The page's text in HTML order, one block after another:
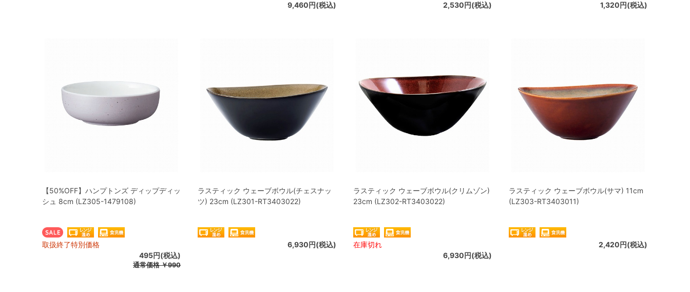
9,460円(税込) 2,530円(税込) 1,320円(税込)
【50%OFF】ハンプトンズ ディップディッ
シュ 8cm (LZ305-1479108)
取扱終了特別価格
495円(税込)
通常価格￥990
ラスティック ウェーブボウル(チェスナッ
ツ) 23cm (LZ301-RT3403022)
6,930円(税込)
ラスティック ウェーブボウル(クリムゾン)
23cm (LZ302-RT3403022)
在庫切れ
6,930円(税込)
ラスティック ウェーブボウル(サマ) 11cm
(LZ303-RT3403011)
2,420円(税込)